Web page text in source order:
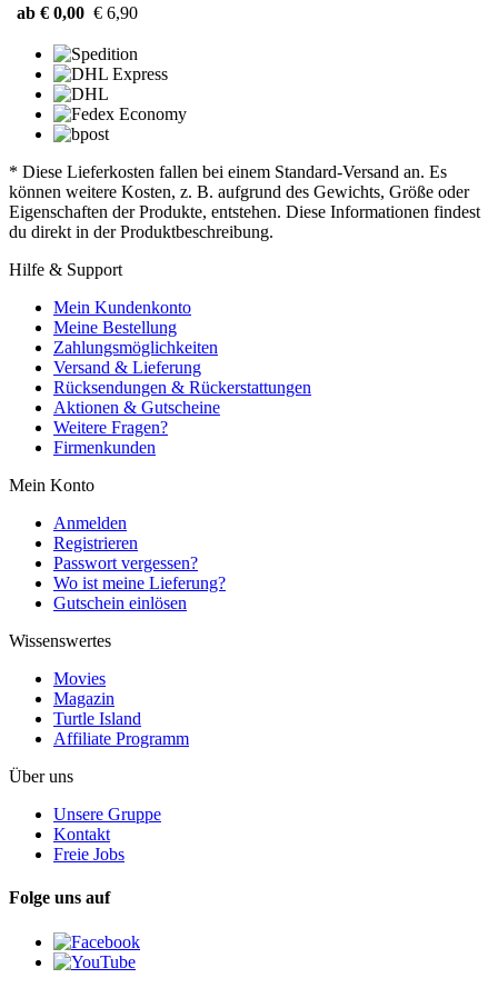
ab € 0,00 € 6,90
* Diese Lieferkosten fallen bei einem Standard-Versand an. Es
können weitere Kosten, z. B. aufgrund des Gewichts, Größe oder
Eigenschaften der Produkte, entstehen. Diese Informationen findest
du direkt in der Produktbeschreibung.
Hilfe & Support
Mein Kundenkonto
Meine Bestellung
Zahlungsmöglichkeiten
Versand & Lieferung
Rücksendungen & Rückerstattungen
Aktionen & Gutscheine
Weitere Fragen?
Firmenkunden
Mein Konto
Anmelden
Registrieren
Passwort vergessen?
Wo ist meine Lieferung?
Gutschein einlösen
Wissenswertes
Movies
Magazin
Turtle Island
Affiliate Programm
Über uns
Unsere Gruppe
Kontakt
Freie Jobs
Folge uns auf